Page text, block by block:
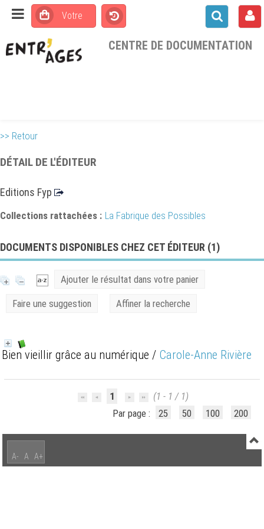
CENTRE DE DOCUMENTATION
>> Retour
DÉTAIL DE L'ÉDITEUR
Editions Fyp
Collections rattachées : La Fabrique des Possibles
DOCUMENTS DISPONIBLES CHEZ CET ÉDITEUR (1)
Ajouter le résultat dans votre panier
Faire une suggestion Affiner la recherche
Bien vieillir grâce au numérique / Carole-Anne Rivière
1
(1 - 1 / 1)
Par page :
25 50 100 200
A- A A+